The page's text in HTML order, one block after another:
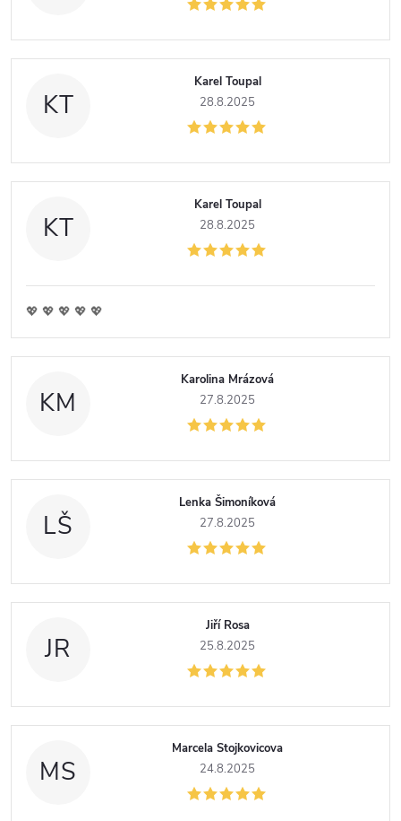
KT
Karel Toupal
28.8.2025
KT
Karel Toupal
28.8.2025
💖 💖 💖 💖 💖
KM
Karolina Mrázová
27.8.2025
LŠ
Lenka Šimoníková
27.8.2025
JR
Jiří Rosa
25.8.2025
MS
Marcela Stojkovicova
24.8.2025